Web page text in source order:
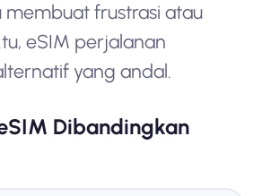
membuat frustrasi atau
eSIM perjalanan
yang andal.
Dibandingkan